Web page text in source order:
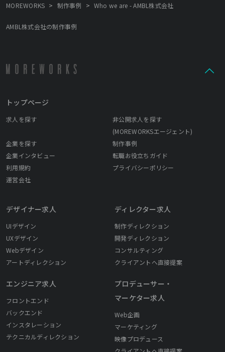
MOREWORKS > 制作事例 > Who we are - AMBL株式会社
AMBL株式会社の制作事例
トップページ
求人を探す
非公開求人を探す
(MOREWORKSエージェント)
企業を探す
制作事例
企業インタビュー
転職お役立ちガイド
利用規約
プライバシーポリシー
運営会社
デザイナー求人
UIデザイン
UXデザイン
Webデザイン
アートディレクション
エンジニア求人
フロントエンド
バックエンド
インスタレーション
テクニカルディレクション
ディレクター求人
制作ディレクション
開発ディレクション
コンサルティング
クライアントへ直接提案
プロデューサー・
マーケター求人
Web企画
マーケティング
映像プロデュース